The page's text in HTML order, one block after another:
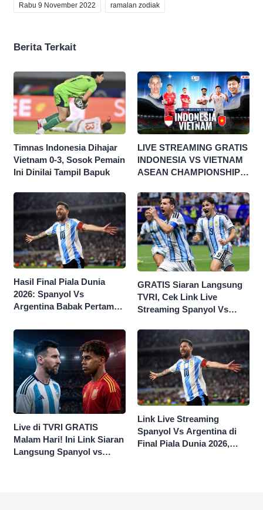
Rabu 9 November 2022 ramalan zodiak
Berita Terkait
Timnas Indonesia Dihajar
Vietnam 0-3, Sosok Pemain
Ini Dinilai Tampil Bapuk
LIVE STREAMING GRATIS
INDONESIA VS VIETNAM
ASEAN CHAMPIONSHIP
Hasil Final Piala Dunia
2026: Spanyol Vs
Argentina Babak Pertama
GRATIS Siaran Langsung
TVRI, Cek Link Live
Streaming Spanyol Vs
Piala Dunia 2026
Live di TVRI GRATIS
Malam Hari! Ini Link Siaran
Langsung Spanyol vs
Link Live Streaming
Spanyol Vs Argentina di
Final Piala Dunia 2026,